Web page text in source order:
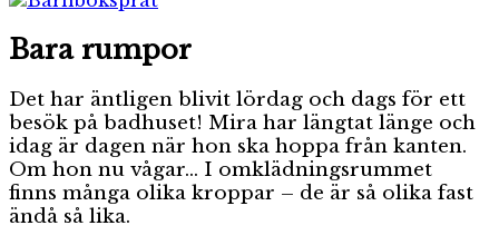
Bara rumpor
Det har äntligen blivit lördag och dags för ett
besök på badhuset! Mira har längtat länge och
idag är dagen när hon ska hoppa från kanten.
Om hon nu vågar… I omklädningsrummet
finns många olika kroppar – de är så olika fast
ändå så lika.